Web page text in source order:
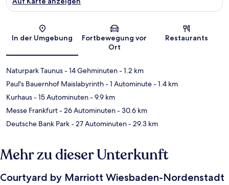
Karte
In der Umgebung
Fortbewegung vor
Ort
Restaurants
Naturpark Taunus- 14 Gehminuten- 1.2 km
Paul's Bauernhof Maislabyrinth- 1 Autominute- 1.4 km
Kurhaus- 15 Autominuten- 9.9 km
Messe Frankfurt- 26 Autominuten- 30.6 km
Deutsche Bank Park- 27 Autominuten- 29.3 km
Mehr zu dieser Unterkunft
Courtyard by Marriott Wiesbaden-Nordenstadt